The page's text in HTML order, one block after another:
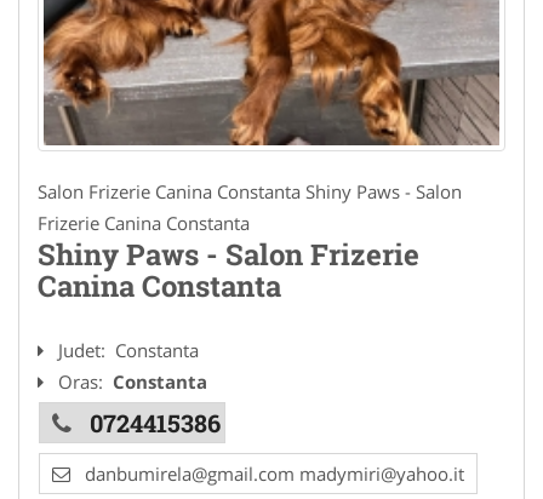
Salon Frizerie Canina Constanta Shiny Paws - Salon
Frizerie Canina Constanta
Shiny Paws - Salon Frizerie
Canina Constanta
Judet: Constanta
Oras: Constanta
0724415386
danbumirela@gmail.com madymiri@yahoo.it